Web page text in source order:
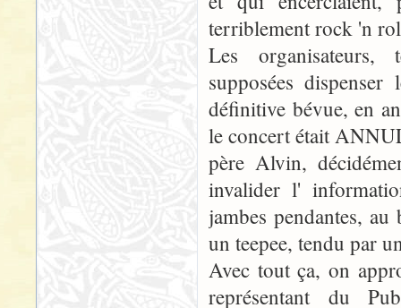
terriblement rock 'n
Les organisateurs,
supposées
définitive bévue, en
le concert était
père Alvin,
invalider l'
jambes pendantes,
un teepee, tendu par
Avec tout ça, on
représentant du